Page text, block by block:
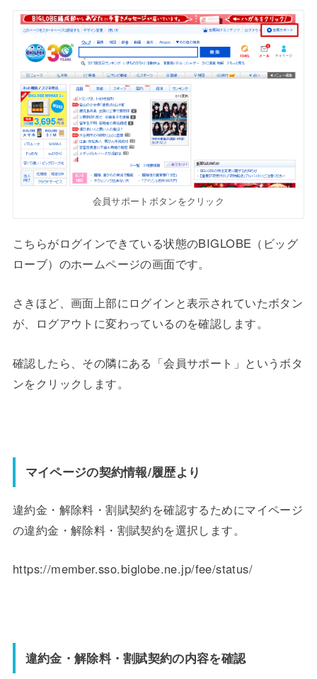
会員サポートボタンをクリック
こちらがログインできている状態のBIGLOBE（ビッグ
ローブ）のホームページの画面です。
さきほど、画面上部にログインと表示されていたボタン
が、ログアウトに変わっているのを確認します。
確認したら、その隣にある「会員サポート」というボタ
ンをクリックします。
マイページの契約情報/履歴より
違約金・解除料・割賦契約を確認するためにマイページ
の違約金・解除料・割賦契約を選択します。
https://member.sso.biglobe.ne.jp/fee/status/
違約金・解除料・割賦契約の内容を確認